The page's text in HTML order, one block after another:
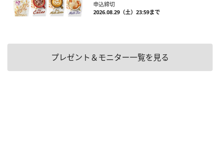
申込締切
2026.08.29（土）23:59まで
プレゼント＆モニター一覧を見る